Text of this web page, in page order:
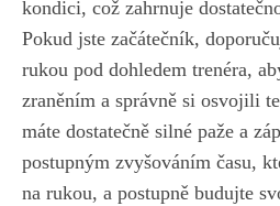
kondici, což‍ zahrnuje
Pokud ​jste​ začátečník,
rukou pod dohledem trenéra,⁢
zraněním a správně si ​osvojili
máte dostatečně silné paže⁣ a
postupným zvyšováním času,
⁤na rukou,⁢ a postupně budujte